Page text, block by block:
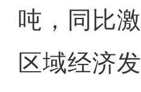
吨，同比
区域经济